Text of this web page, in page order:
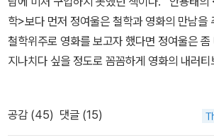
정신을 말한다. (41-43)불꽃은 미미한 소리를
하는 존재다. 모든 작은 고통은 세계의 고통
제3장과 제4장은 수직 상승하는 불과 식물의
계를 문학작품들 속에서 더듬는다. 활짝 피는
상상들은 단순히 몇 명의 작가들에게만 나타
적 보편적 유비이해인 것 같은데 이를 종교적
공감 (45) 댓글 (15)